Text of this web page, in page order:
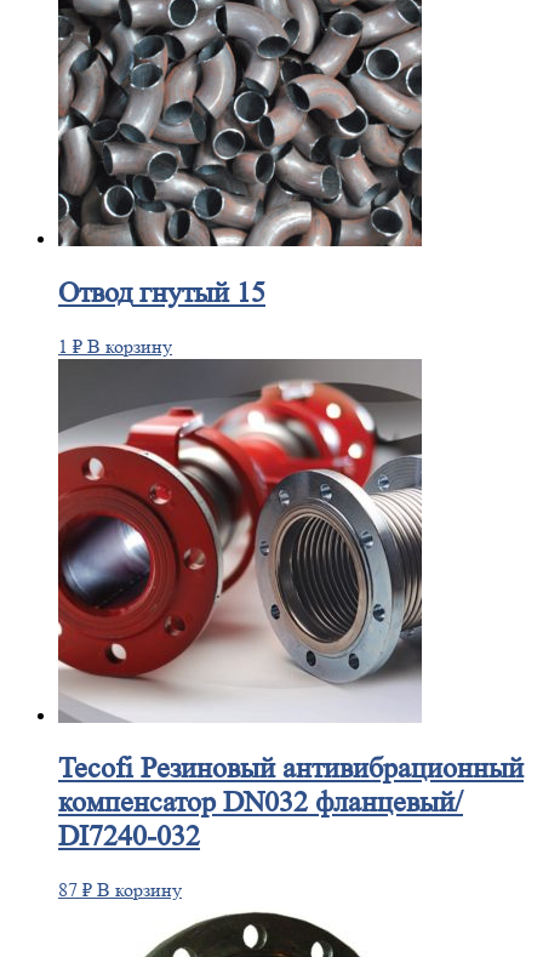
Отводгнутый 15
1 ₽ В корзину
Tecofi Резиновый антивибрационный
компенсатор DN032 фланцевый/
DI7240-032
87 ₽ В корзину